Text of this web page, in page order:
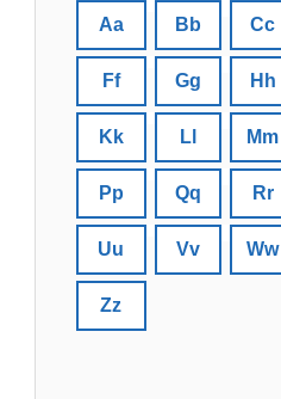
Aa Bb Cc
Ff Gg Hh
Kk Ll Mm
Pp Qq Rr
Uu Vv Ww
Zz